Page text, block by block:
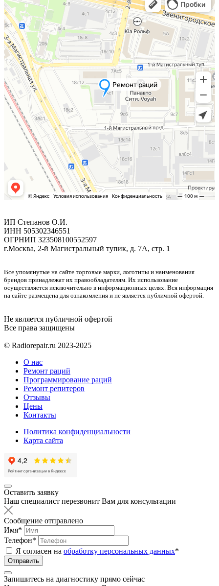
ИП Степанов О.И.
ИНН 505302346551
ОГРНИП 323508100552597
г.Москва, 2-й Магистральный тупик, д. 7А, стр. 1
Все упомянутые на сайте торговые марки, логотипы и наименования
брендов принадлежат их правообладателям. Их использование
осуществляется исключительно в информационных целях. Вся информация
на сайте размещена для ознакомления и не является публичной офертой.
Не является публичной офертой
Все права защищены
© Radiorepair.ru 2023-2025
О нас
Ремонт раций
Программирование раций
Ремонт репитеров
Отзывы
Цены
Контакты
Политика конфиденциальности
Карта сайта
Оставить заявку
Наш специалист перезвонит Вам для консультации
Сообщение отправлено
Имя*
Телефон*
Я согласен на обработку персональных данных*
Отправить
Запишитесь на диагностику прямо сейчас